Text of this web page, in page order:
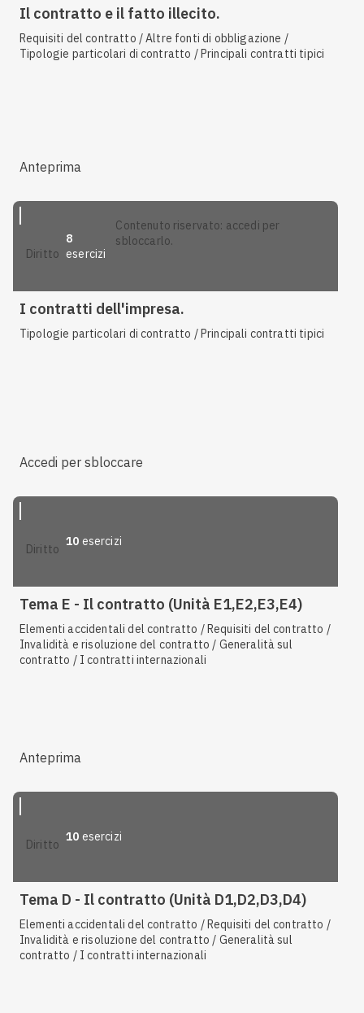
Il contratto e il fatto illecito.
Requisiti del contratto / Altre fonti di obbligazione /
Tipologie particolari di contratto / Principali contratti tipici
Anteprima
diritto
8
esercizi
contenuto riservato: accedi per
sbloccarlo.
I contratti dell'impresa.
Tipologie particolari di contratto / Principali contratti tipici
Accedi per sbloccare
diritto
10 esercizi
Tema E - Il contratto (Unità E1,E2,E3,E4)
Elementi accidentali del contratto / Requisiti del contratto /
Invalidità e risoluzione del contratto / Generalità sul
contratto / I contratti internazionali
Anteprima
diritto
10 esercizi
Tema D - Il contratto (Unità D1,D2,D3,D4)
Elementi accidentali del contratto / Requisiti del contratto /
Invalidità e risoluzione del contratto / Generalità sul
contratto / I contratti internazionali